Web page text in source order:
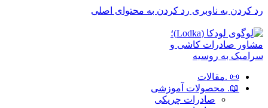
رد کردن به ناوبری رد کردن به محتوای اصلی
📜 .مقالات
📖. محصولات آموزشی
صادرات چریکی